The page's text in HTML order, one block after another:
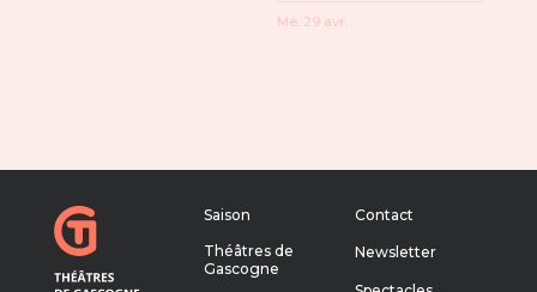
Me. 29 avr.
Saison
Théâtres de
Gascogne
Contact
Newsletter